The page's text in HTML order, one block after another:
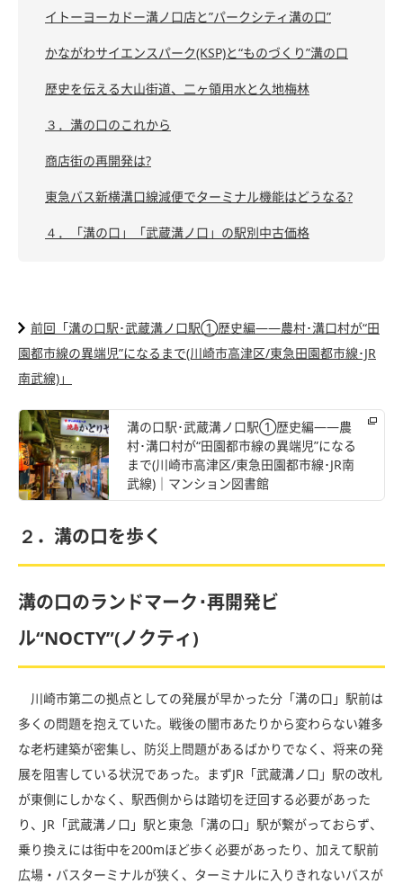
イトーヨーカドー溝ノ口店と”パークシティ溝の口”
かながわサイエンスパーク(KSP)と“ものづくり”溝の口
歴史を伝える大山街道、二ヶ領用水と久地梅林
３．溝の口のこれから
商店街の再開発は?
東急バス新横溝口線減便でターミナル機能はどうなる?
４．「溝の口」「武蔵溝ノ口」の駅別中古価格
前回「溝の口駅･武蔵溝ノ口駅①歴史編――農村･溝口村が“田
園都市線の異端児”になるまで(川崎市高津区/東急田園都市線･JR
南武線)」
溝の口駅･武蔵溝ノ口駅①歴史編――農
村･溝口村が“田園都市線の異端児”になる
まで(川崎市高津区/東急田園都市線･JR南
武線)｜マンション図書館
２．溝の口を歩く
溝の口のランドマーク･再開発ビ
ル“NOCTY”(ノクティ)
川崎市第二の拠点としての発展が早かった分「溝の口」駅前は
多くの問題を抱えていた。戦後の闇市あたりから変わらない雑多
な老朽建築が密集し、防災上問題があるばかりでなく、将来の発
展を阻害している状況であった。まずJR「武蔵溝ノ口」駅の改札
が東側にしかなく、駅西側からは踏切を迂回する必要があった
り、JR「武蔵溝ノ口」駅と東急「溝の口」駅が繋がっておらず、
乗り換えには街中を200mほど歩く必要があったり、加えて駅前
広場・バスターミナルが狭く、ターミナルに入りきれないバスが